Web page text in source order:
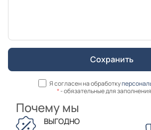
Я согласен на обработку
*- обязательные для
Почему мы
ВЫГОДНО